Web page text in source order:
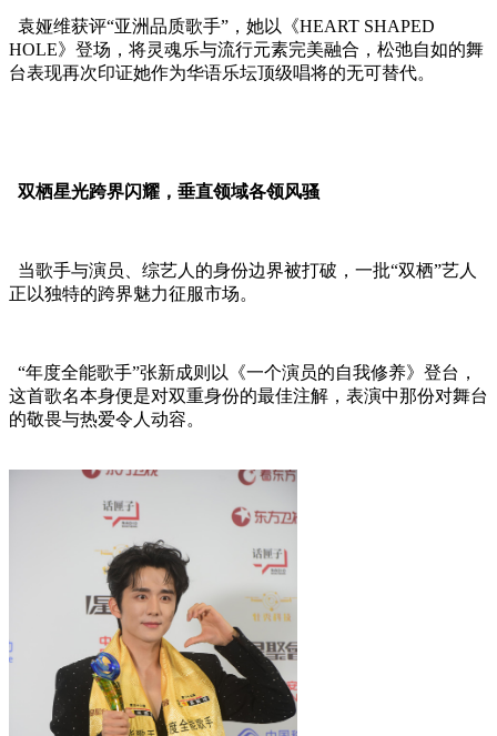
袁娅维获评“亚洲品质歌手”，她以《HEART SHAPED
HOLE》登场，将灵魂乐与流行元素完美融合，松弛自如的舞
台表现再次印证她作为华语乐坛顶级唱将的无可替代。
双栖星光跨界闪耀，垂直领域各领风骚
当歌手与演员、综艺人的身份边界被打破，一批“双栖”艺人
正以独特的跨界魅力征服市场。
“年度全能歌手”张新成则以《一个演员的自我修养》登台，
这首歌名本身便是对双重身份的最佳注解，表演中那份对舞台
的敬畏与热爱令人动容。